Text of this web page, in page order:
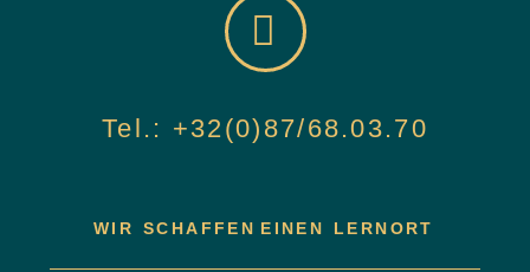
Tel.: +32(0)87/68.03.70
WIR SCHAFFEN EINEN LERNORT